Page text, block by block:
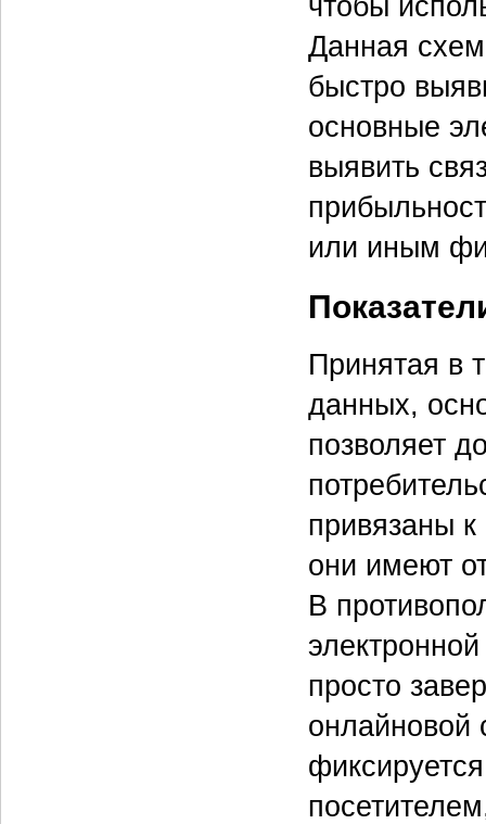
Данная
быстро
основные
выявить
или иным
Принятая в
данных,
позволяет
привязаны
они имеют
В
просто
онлайновой